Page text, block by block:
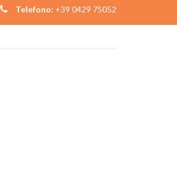
Telefono: +39 0429 75052